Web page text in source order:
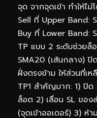
จุด จากจุดเข้า ทำให้ไ
Sell ที่ Upper Band:
Buy ที่ Lower Band:
TP แบบ 2 ระดับช่วยล็อ
SMA20 (เส้นกลาง)
ฝั่งตรงข้าม ให้ส่วนที่เห
TP1 สำคัญมาก: 1) ปิ
ล็อต 2) เลื่อน SL ของ
(จุดเข้าออเดอร์) 3) ห้